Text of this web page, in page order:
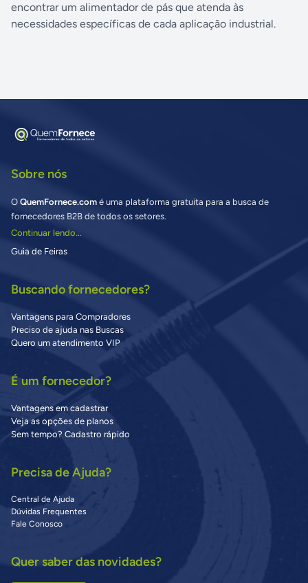
encontrar um alimentador de pás que atenda às
necessidades específicas de cada aplicação industrial.
Sobre nós
O QuemFornece.com é uma plataforma gratuita para a busca de
fornecedores B2B de todos os setores.
Continuar lendo...
Guia de Feiras
Buscando fornecedores?
Vantagens para Compradores
Preciso de ajuda nas Buscas
Quero um atendimento VIP
É um fornecedor?
Vantagens em cadastrar
Veja as opções de planos
Sem tempo? Cadastro rápido
Precisa de Ajuda?
Central de Ajuda
Dúvidas Frequentes
Fale Conosco
Quer saber das novidades?